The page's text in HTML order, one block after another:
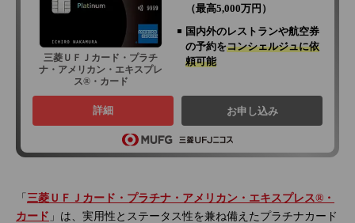
三菱ＵＦＪカード・プラチ
ナ・アメリカン・エキスプレ
ス®・カード
（最高5,000万円）
国内外のレストランや航空券
の予約をコンシェルジュに依
頼可能
詳細 お申し込み
「 三菱ＵＦＪカード・プラチナ・アメリカン・エキスプレス®・
カード 」は、実用性とステータス性を兼ね備えたプラチナカード